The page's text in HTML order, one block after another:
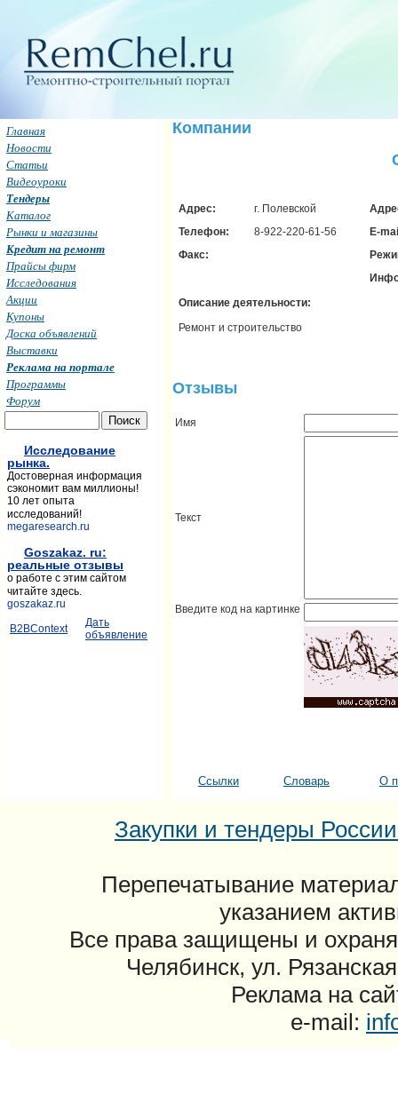
Компании
Адрес: г. Полевской
Телефон:
8-922-220-61-56
E-
Факс:
Описание деятельности:
Ремонт и строительство
Отзывы
Имя
Текст
Введите код на картинке
Ссылки Словарь О
Главная
Новости
Статьи
Видеоуроки
Тендеры
Каталог
Рынки и магазины
Кредит на ремонт
Прайсы фирм
Исследования
Акции
Купоны
Доска объявлений
Выставки
Реклама на портале
Программы
Форум
Исследование
рынка.
Достоверная информация
сэкономит вам миллионы!
10 лет опыта
исследований!
megaresearch.ru
Goszakaz. ru:
реальные отзывы
о работе с этим сайтом
читайте здесь.
goszakaz.ru
B2BContext
Дать
объявление
Закупки и тендеры
Перепечатывание
указанием
Все права защищены и
Челябинск, ул.
Реклама на
e-mail: